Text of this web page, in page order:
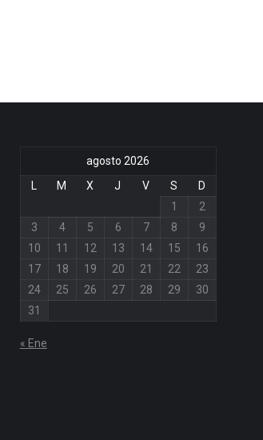
agosto 2026
L
M X J V S
D
1
2
3
4 5 6 7 8
9
10
11 12 13 14 15
16
17
18 19 20 21 22
23
24
25 26 27 28 29
30
31
« Ene